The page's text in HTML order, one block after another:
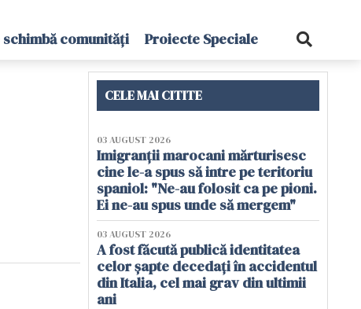
comunități Proiecte Speciale
CELE MAI CITITE
03 AUGUST 2026
Imigranții marocani mărturisesc
cine le-a spus să intre pe teritoriu
spaniol: "Ne-au folosit ca pe pioni.
Ei ne-au spus unde să mergem"
03 AUGUST 2026
A fost făcută publică identitatea
celor șapte decedați în accidentul
din Italia, cel mai grav din ultimii
ani